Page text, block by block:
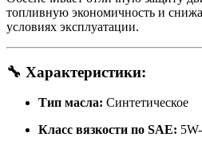
топливную экономичность и
условиях эксплуатации.
🔧 Характеристики:
Тип масла: Синтетическое
Класс вязкости по SAE: